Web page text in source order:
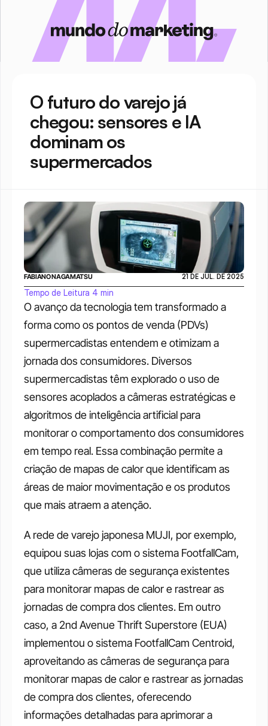
O futuro do varejo já
chegou: sensores e IA
dominam os
supermercados
O avanço da tecnologia tem transformado a
forma como os pontos de venda (PDVs)
supermercadistas entendem e otimizam a
jornada dos consumidores. Diversos
supermercadistas têm explorado o uso de
sensores acoplados a câmeras estratégicas e
algoritmos de inteligência artificial para
monitorar o comportamento dos consumidores
em tempo real. Essa combinação permite a
criação de mapas de calor que identificam as
áreas de maior movimentação e os produtos
que mais atraem a atenção.
A rede de varejo japonesa MUJI, por exemplo,
equipou suas lojas com o sistema FootfallCam,
que utiliza câmeras de segurança existentes
para monitorar mapas de calor e rastrear as
jornadas de compra dos clientes. Em outro
caso, a 2nd Avenue Thrift Superstore (EUA)
implementou o sistema FootfallCam Centroid,
aproveitando as câmeras de segurança para
monitorar mapas de calor e rastrear as jornadas
de compra dos clientes, oferecendo
informações detalhadas para aprimorar a
FABIANO NAGAMATSU 21 DE JUL. DE 2025
Tempo de Leitura 4 min